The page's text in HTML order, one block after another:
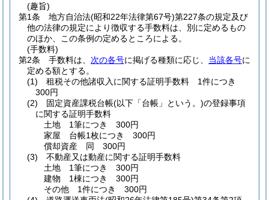
(趣旨)
第1条
地方自治法(昭和22年法律第67号)第227条の規定及び
他の法律の規定により徴収する手数料は、別に定めるもの
のほか、この条例の定めるところによる。
(手数料)
第2条
手数料は、 次の各号に掲げる種類に応じ、 当該各号に
定める額とする。
(1)
租税その他諸収入に関する証明手数料 1件につき
300円
(2)
固定資産課税台帳(以下「台帳」という。)の登録事項
に関する証明手数料
土地 1筆につき 300円
家屋 台帳1枚につき 300円
償却資産 同 300円
(3)
不動産又は動産に関する証明手数料
土地 1筆につき 300円
建物 1棟につき 300円
その他 1件につき 300円